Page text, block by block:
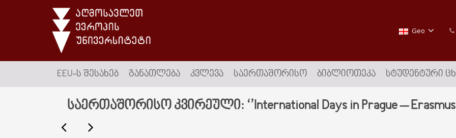
Geo
EEU-Ს ᲨᲔᲡᲐᲮᲔᲑ ᲒᲐᲜᲐᲗᲚᲔᲑᲐ ᲙᲕᲚᲔᲕᲐ ᲡᲐᲔᲠᲗᲐᲨᲝᲠᲘᲡᲝ ᲑᲘᲑᲚᲘᲝᲗᲔᲙᲐ ᲡᲢᲣᲓᲔᲜᲢᲣᲠᲘ
საერთაშორისო კვირეული: ‘’International Days in Prague –